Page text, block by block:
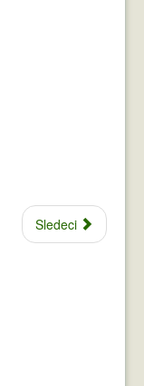
Sledeci